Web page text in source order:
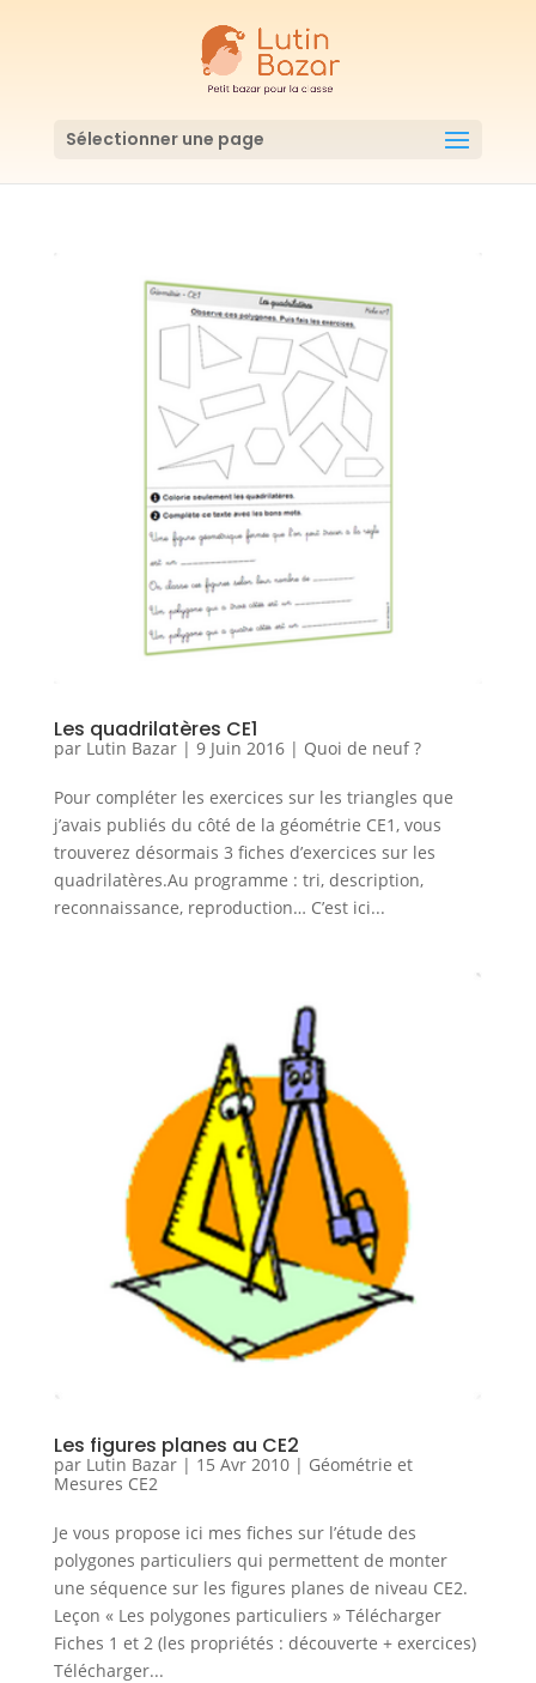
Sélectionner une page
Les quadrilatères CE1
par Lutin Bazar| 9 Juin 2016| Quoi de neuf ?
Pour compléter les exercices sur les triangles que
j’avais publiés du côté de la géométrie CE1, vous
trouverez désormais 3 fiches d’exercices sur les
quadrilatères.Au programme : tri, description,
reconnaissance, reproduction… C’est ici...
Les figures planes au CE2
par Lutin Bazar| 15 Avr 2010| Géométrie et
Mesures CE2
Je vous propose ici mes fiches sur l’étude des
polygones particuliers qui permettent de monter
une séquence sur les figures planes de niveau CE2.
Leçon « Les polygones particuliers » Télécharger
Fiches 1 et 2 (les propriétés : découverte + exercices)
Télécharger...